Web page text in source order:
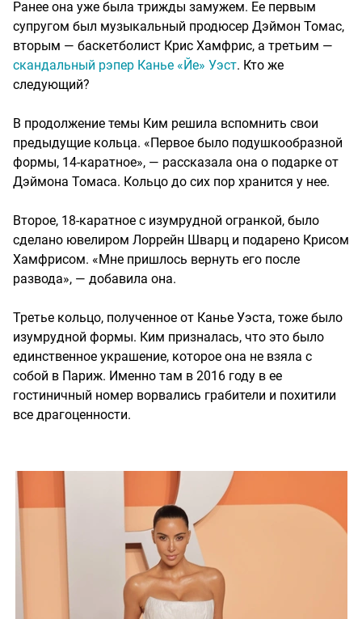
Ранее она уже была трижды замужем. Ее первым
супругом был музыкальный продюсер Дэймон Томас,
вторым — баскетболист Крис Хамфрис, а третьим —
скандальный рэпер Канье «Йе» Уэст. Кто же
следующий?
В продолжение темы Ким решила вспомнить свои
предыдущие кольца. «Первое было подушкообразной
формы, 14-каратное», — рассказала она о подарке от
Дэймона Томаса. Кольцо до сих пор хранится у нее.
Второе, 18-каратное с изумрудной огранкой, было
сделано ювелиром Лоррейн Шварц и подарено Крисом
Хамфрисом. «Мне пришлось вернуть его после
развода», — добавила она.
Третье кольцо, полученное от Канье Уэста, тоже было
изумрудной формы. Ким призналась, что это было
единственное украшение, которое она не взяла с
собой в Париж. Именно там в 2016 году в ее
гостиничный номер ворвались грабители и похитили
все драгоценности.